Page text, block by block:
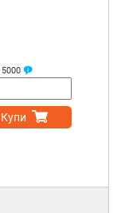
5000
Купи